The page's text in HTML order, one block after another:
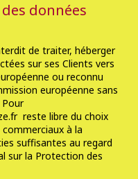
données
de traiter, héberger
sur ses Clients vers
ou reconnu
européenne sans
reste libre du choix
à la
suffisantes au regard
sur la Protection des